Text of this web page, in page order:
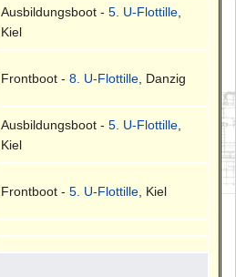
Ausbildungsboot -5. U-Flottille
Kiel
Frontboot -8. U-Flottille , Danzig
Ausbildungsboot -5. U-Flottille
Kiel
Frontboot -5. U-Flottille , Kiel